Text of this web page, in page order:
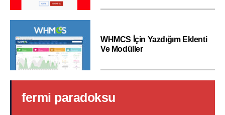
WHMCS İçin Yazdığım Eklenti
Ve Modüller
fermi paradoksu